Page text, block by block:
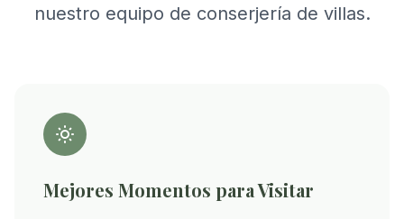
nuestro equipo de conserjería de villas.
Mejores Momentos para Visitar